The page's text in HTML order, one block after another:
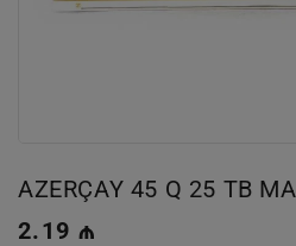
AZERÇAY 45 Q 25 TB
Normal
2.19 ₼